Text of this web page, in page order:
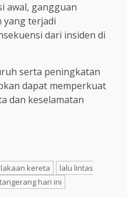
awal, gangguan
yang terjadi
dari insiden di
serta peningkatan
dapat memperkuat
dan keselamatan
kereta
lalu lintas
tangerang hari ini